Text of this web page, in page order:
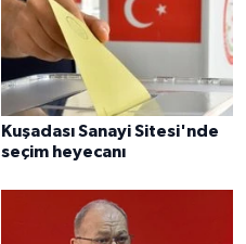
Kuşadası Sanayi Sitesi'nde
seçim heyecanı